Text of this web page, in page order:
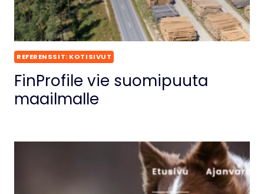
REFERENSSIT: KOTISIVUT
FinProfile vie suomipuuta
maailmalle